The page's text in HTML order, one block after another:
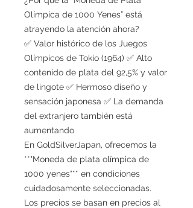
Olímpica de 1000 Yenes” está
atrayendo la atención ahora?
✅ Valor histórico de los Juegos
Olímpicos de Tokio (1964) ✅ Alto
contenido de plata del 92,5% y valor
de lingote ✅ Hermoso diseño y
sensación japonesa ✅ La demanda
del extranjero también está
aumentando
En GoldSilverJapan, ofrecemos la
**"Moneda de plata olímpica de
1000 yenes"** en condiciones
cuidadosamente seleccionadas.
Los precios se basan en precios al